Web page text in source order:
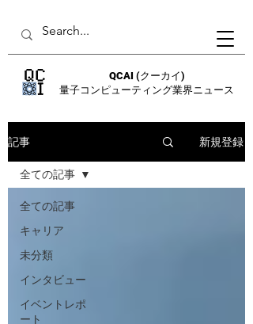
QCAI (クーカイ)
量子コンピューティング業界ニュース
記事 新規登録
全ての記事
キャリア
未分類
インタビュー
イベントレポ
ート
全ての記事